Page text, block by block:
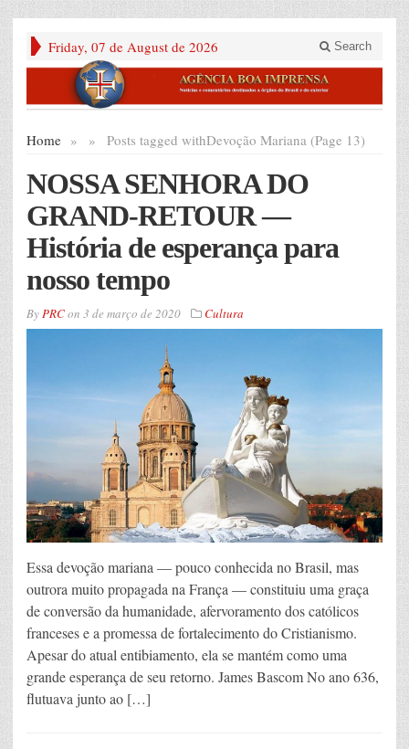
Friday, 07 de August de 2026 Search
Home » Posts tagged with
» Devoção Mariana (Page 13)
NOSSA SENHORA DO
GRAND-RETOUR —
História de esperança para
nosso tempo
ByPRCon 3 de março de 2020 Cultura
Essa devoção mariana — pouco conhecida no Brasil, mas
outrora muito propagada na França — constituiu uma graça
de conversão da humanidade, afervoramento dos católicos
franceses e a promessa de fortalecimento do Cristianismo.
Apesar do atual entibiamento, ela se mantém como uma
grande esperança de seu retorno. James Bascom No ano 636,
flutuava junto ao […]